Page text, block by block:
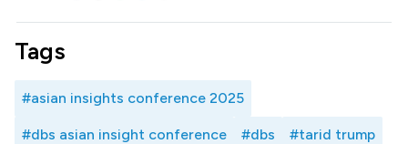
Tags
#asian insights conference 2025
#dbs asian insight conference #dbs #tarid trump